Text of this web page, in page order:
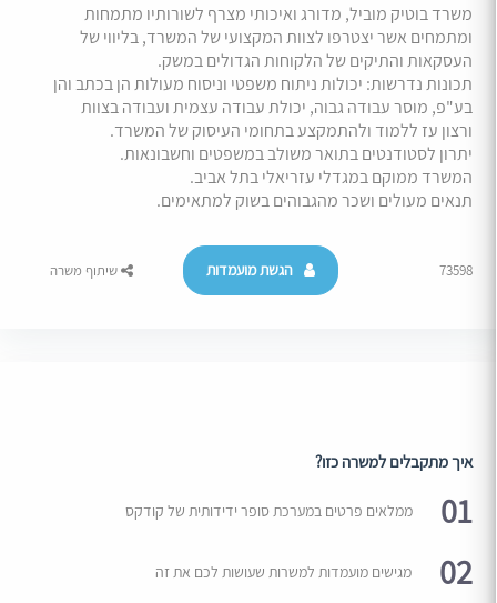
משרד בוטיק מוביל, מדורג ואיכותי מצרף לשורותיו מתמחות
ומתמחים אשר יצטרפו לצוות המקצועי של המשרד, בליווי של
העסקאות והתיקים של הלקוחות הגדולים במשק.
תכונות נדרשות: יכולות ניתוח משפטי וניסוח מעולות הן בכתב והן
בע"פ, מוסר עבודה גבוה, יכולת עבודה עצמית ועבודה בצוות
ורצון עז ללמוד ולהתמקצע בתחומי העיסוק של המשרד.
יתרון לסטודנטים בתואר משולב במשפטים וחשבונאות.
המשרד ממוקם במגדלי עזריאלי בתל אביב.
תנאים מעולים ושכר מהגבוהים בשוק למתאימים.
73598 הגשת מועמדות שיתוף משרה
איך מתקבלים למשרה כזו?
01 ממלאים פרטים במערכת סופר ידידותית של קודקס
02 מגישים מועמדות למשרות שעושות לכם את זה